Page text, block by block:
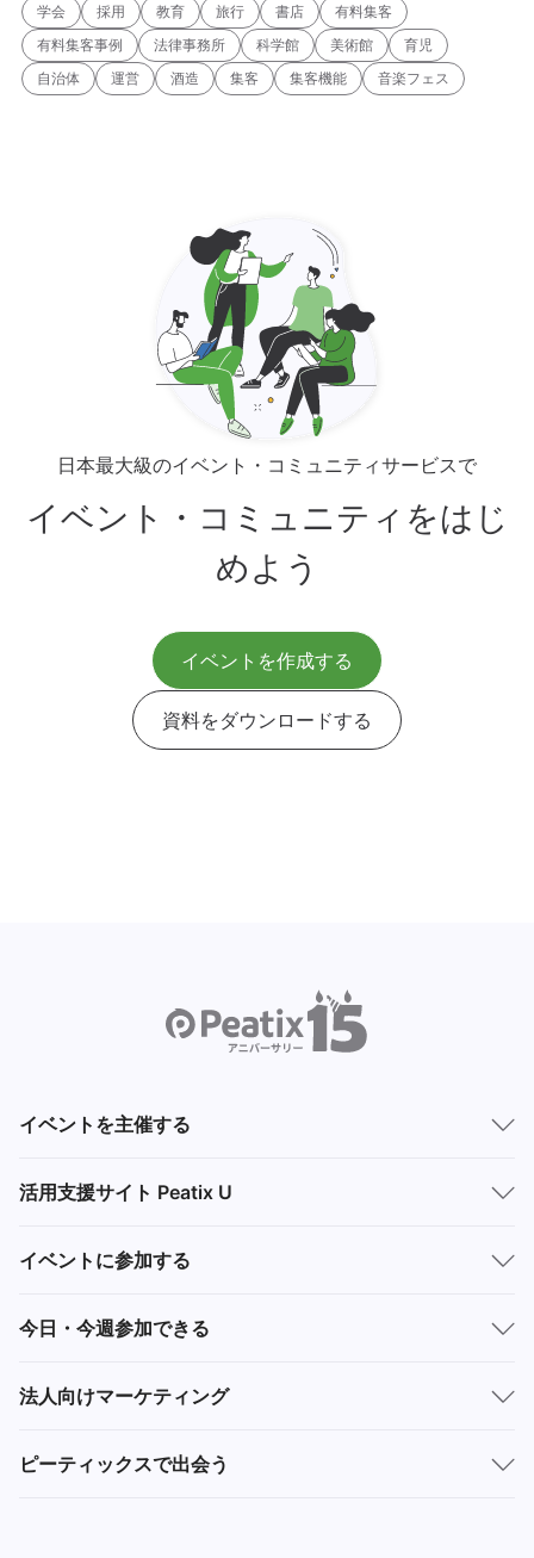
学会
採用 教育 旅行 書店
有料集客
有料集客事例
法律事務所 科学館 美術館
育児
自治体
運営 酒造 集客 集客機能 音楽フェス
日本最大級のイベント・コミュニティサービスで
イベント・コミュニティをはじ
めよう
イベントを作成する
資料をダウンロードする
イベントを主催する
活用支援サイト Peatix U
イベントに参加する
今日・今週参加できる
法人向けマーケティング
ピーティックスで出会う